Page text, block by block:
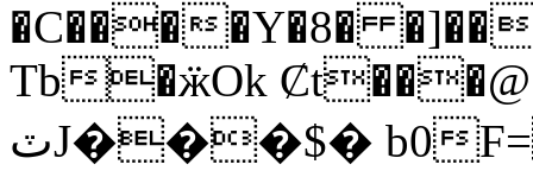
�C����Y�8�
Tb�ӝOk
ٽJ���$� b0F=�H{���<%�!